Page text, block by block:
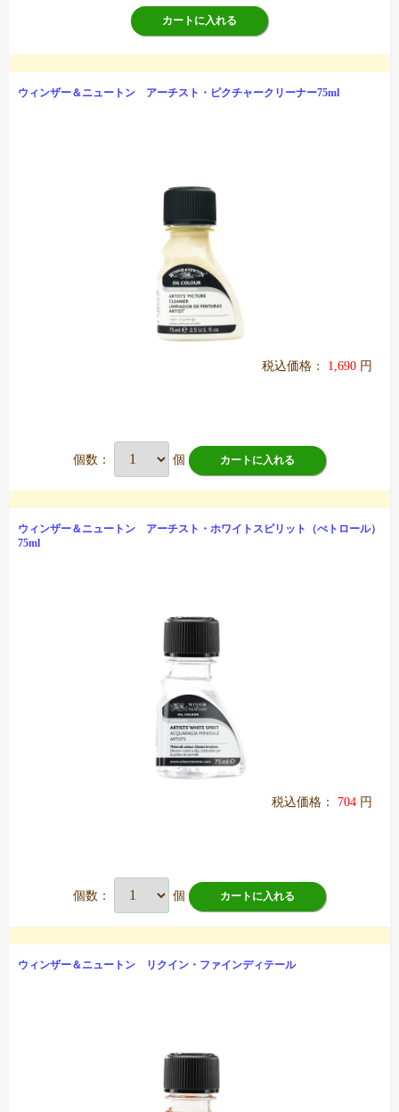
カートに入れる
ウィンザー＆ニュートン アーチスト・ピクチャークリーナー75ml
税込価格： 1,690 円
個数： 個 カートに入れる
ウィンザー＆ニュートン アーチスト・ホワイトスピリット（ぺトロール）
75ml
税込価格： 704 円
個数： 個 カートに入れる
ウィンザー＆ニュートン リクイン・ファインディテール